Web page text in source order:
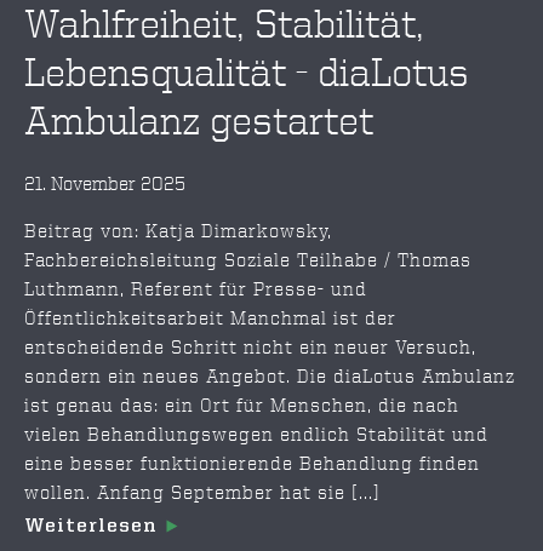
Wahlfreiheit, Stabilität,
Lebensqualität - diaLotus
Ambulanz gestartet
21. November 2025
Beitrag von: Katja Dimarkowsky,
Fachbereichsleitung Soziale Teilhabe / Thomas
Luthmann, Referent für Presse- und
Öffentlichkeitsarbeit Manchmal ist der
entscheidende Schritt nicht ein neuer Versuch,
sondern ein neues Angebot. Die diaLotus Ambulanz
ist genau das: ein Ort für Menschen, die nach
vielen Behandlungswegen endlich Stabilität und
eine besser funktionierende Behandlung finden
wollen. Anfang September hat sie [...]
Weiterlesen